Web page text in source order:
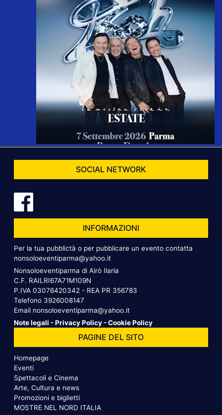
SOCIAL NETWORK
INFORMAZIONI
Per la tua pubblictà o per pubblicare un evento contatta
nonsoloeventiparma@yahoo.it
Nonsoloeventiparma di Airò Ilaria
C.F. RAILRI67A71M109N
P.IVA 03076420342 - REA PR 356783
Telefono 3926008147
Email nonsoloeventiparma@yahoo.it
Note legali -Privacy Policy -Cookie Policy
PAGINE DEL SITO
Homepage
Eventi
Spettacoli e Cinema
Arte, Cultura e news
Promozioni e biglietti
MOSTRE NEL NORD ITALIA